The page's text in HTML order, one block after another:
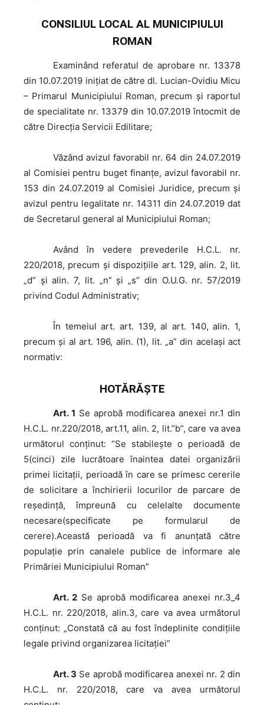
CONSILIUL LOCAL AL MUNICIPIULUI
ROMAN
Examinând referatul de aprobare nr. 13378
din 10.07.2019 iniţiat de către dl. Lucian-Ovidiu Micu
– Primarul Municipiului Roman, precum şi raportul
de specialitate nr. 13379 din 10.07.2019 întocmit de
către Direcția Servicii Edilitare;
Văzând avizul favorabil nr. 64 din 24.07.2019
al Comisiei pentru buget finanțe, avizul favorabil nr.
153 din 24.07.2019 al Comisiei Juridice, precum şi
avizul pentru legalitate nr. 14311 din 24.07.2019 dat
de Secretarul general al Municipiului Roman;
Având în vedere prevederile H.C.L. nr.
220/2018, precum și dispozițiile art. 129, alin. 2, lit.
„d” și alin. 7, lit. „n” și „s” din O.U.G. nr. 57/2019
privind Codul Administrativ;
În temeiul art. art. 139, al art. 140, alin. 1,
precum şi al art. 196, alin. (1), lit. „a” din acelaşi act
normativ:
HOTĂRĂŞTE
Art. 1 Se aprobă modificarea anexei nr.1 din
H.C.L. nr.220/2018, art.11, alin. 2, lit.”b”, care va avea
următorul conținut: “Se stabilește o perioadă de
5(cinci) zile lucrătoare înaintea datei organizării
primei licitații, perioadă în care se primesc cererile
de solicitare a închirierii locurilor de parcare de
reședință, împreună cu celelalte documente
necesare(specificate pe formularul de
cerere).Această perioadă va fi anunțată către
populație prin canalele publice de informare ale
Primăriei Municipiului Roman”
Art. 2 Se aprobă modificarea anexei nr.3_4
H.C.L. nr. 220/2018, alin.3, care va avea următorul
conținut: „Constată că au fost îndeplinite condițiile
legale privind organizarea licitației”
Art. 3 Se aprobă modificarea anexei nr. 2 din
H.C.L. nr. 220/2018, care va avea următorul